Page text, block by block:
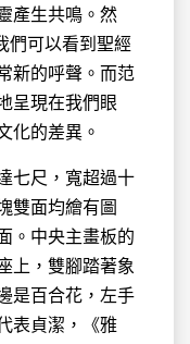
產生共鳴。然
們可以看到聖經
新的呼聲。而范
呈現在我們眼
化的差異。
七尺，寬超過十
雙面均繪有圖
。中央主畫板的
上，雙腳踏著象
是百合花，左手
表貞潔，《雅